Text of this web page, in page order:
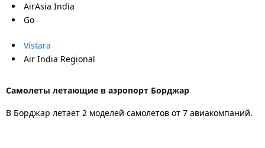
AirAsia India
Go
Vistara
Air India Regional
Самолеты летающие в аэропорт Борджар
В Борджар летает 2 моделей самолетов от 7 авиакомпаний.